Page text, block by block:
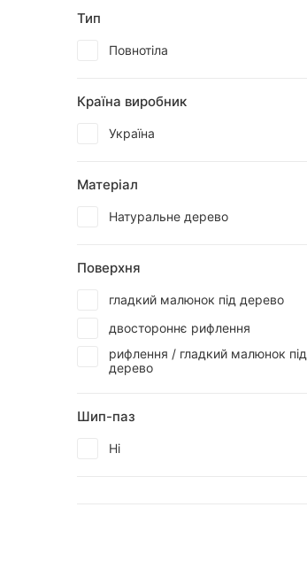
Тип
Повнотіла
Країна виробник
Україна
Матеріал
Натуральне дерево
Поверхня
гладкий малюнок під дерево
двостороннє рифлення
рифлення / гладкий малюнок під
дерево
Шип-паз
Ні